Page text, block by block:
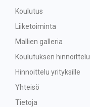
Koulutus
Liiketoiminta
Mallien galleria
Koulutuksen hinnoittelu
Hinnoittelu yrityksille
Yhteisö
Tietoja